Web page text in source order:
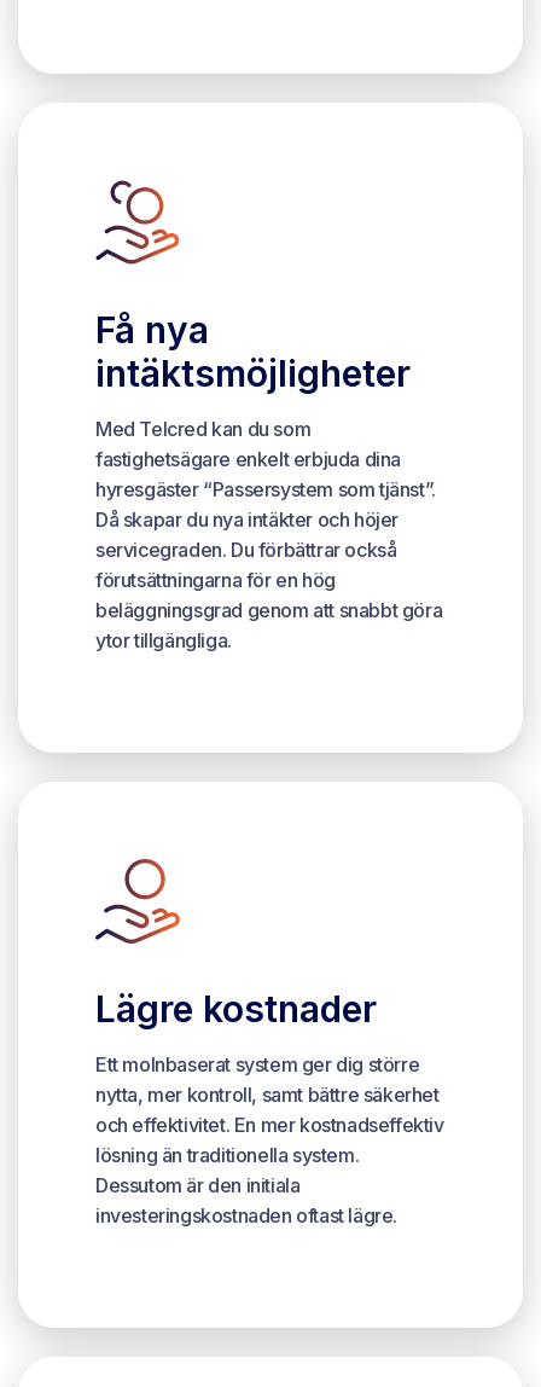
Få nya
intäktsmöjligheter
Med Telcred kan du som
fastighetsägare enkelt erbjuda dina
hyresgäster “Passersystem som tjänst”.
Då skapar du nya intäkter och höjer
servicegraden. Du förbättrar också
förutsättningarna för en hög
beläggningsgrad genom att snabbt göra
ytor tillgängliga.
Lägre kostnader
Ett molnbaserat system ger dig större
nytta, mer kontroll, samt bättre säkerhet
och effektivitet. En mer kostnadseffektiv
lösning än traditionella system.
Dessutom är den initiala
investeringskostnaden oftast lägre.